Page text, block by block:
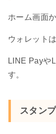
ホーム画面
ウォレット
LINE Payや
す。
スタン